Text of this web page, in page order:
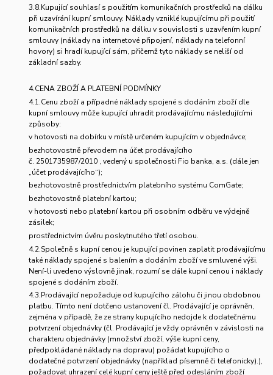
3.8.Kupující souhlasí s použitím komunikačních prostředků na dálku
při uzavírání kupní smlouvy. Náklady vzniklé kupujícímu při použití
komunikačních prostředků na dálku v souvislosti s uzavřením kupní
smlouvy (náklady na internetové připojení, náklady na telefonní
hovory) si hradí kupující sám, přičemž tyto náklady se neliší od
základní sazby.
4.CENA ZBOŽÍ A PLATEBNÍ PODMÍNKY
4.1.Cenu zboží a případné náklady spojené s dodáním zboží dle
kupní smlouvy může kupující uhradit prodávajícímu následujícími
způsoby:
v hotovosti na dobírku v místě určeném kupujícím v objednávce;
bezhotovostně převodem na účet prodávajícího
č. 2501735987/2010 , vedený u společnosti Fio banka, a.s. (dále jen
„účet prodávajícího“);
bezhotovostně prostřednictvím platebního systému ComGate;
bezhotovostně platební kartou;
v hotovosti nebo platební kartou při osobním odběru ve výdejně
zásilek;
prostřednictvím úvěru poskytnutého třetí osobou.
4.2.Společně s kupní cenou je kupující povinen zaplatit prodávajícímu
také náklady spojené s balením a dodáním zboží ve smluvené výši.
Není-li uvedeno výslovně jinak, rozumí se dále kupní cenou i náklady
spojené s dodáním zboží.
4.3.Prodávající nepožaduje od kupujícího zálohu či jinou obdobnou
platbu. Tímto není dotčeno ustanovení čl. Prodávající je oprávněn,
zejména v případě, že ze strany kupujícího nedojde k dodatečnému
potvrzení objednávky (čl. Prodávající je vždy oprávněn v závislosti na
charakteru objednávky (množství zboží, výše kupní ceny,
předpokládané náklady na dopravu) požádat kupujícího o
dodatečné potvrzení objednávky (například písemně či telefonicky).),
požadovat uhrazení celé kupní ceny ještě před odesláním zboží